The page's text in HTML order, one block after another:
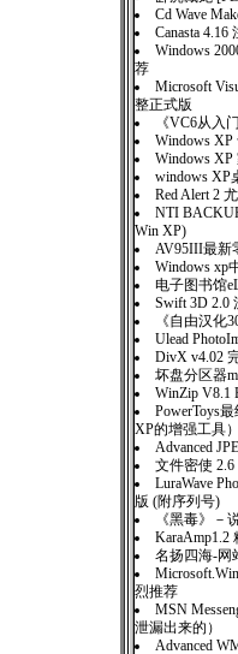
Cd Wave
Canasta 4.16
Windows
荐
Microsoft
整正式版
《VC6从入
Windows
Windows
windows XP
Red Alert 2
NTI
Win XP)
AV95III最新
Windows xp
电子图书馆
Swift 3D 2.0
《自由汉化
Ulead
DivX v4.02
坏盘分区器
WinZip V8.1
PowerToys
XP的增强工具）
Advanced
文件密使 2.6
LuraWave
版 (附序列号)
《黑毒》－
KaraAmp1.2
名扬四海-网
烈推荐
MSN
泄漏出来的）
Advanced